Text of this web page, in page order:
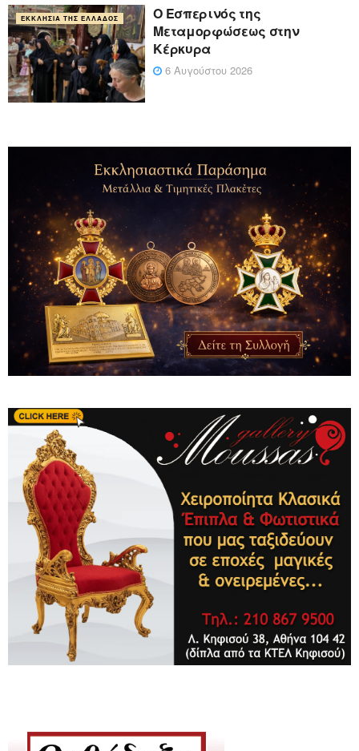
ΕΚΚΛΗΣΊΑ ΤΗΣ ΕΛΛΆΔΟΣ
Ο Εσπερινός της
Μεταμορφώσεως στην
Κέρκυρα
6 Αυγούστου 2026